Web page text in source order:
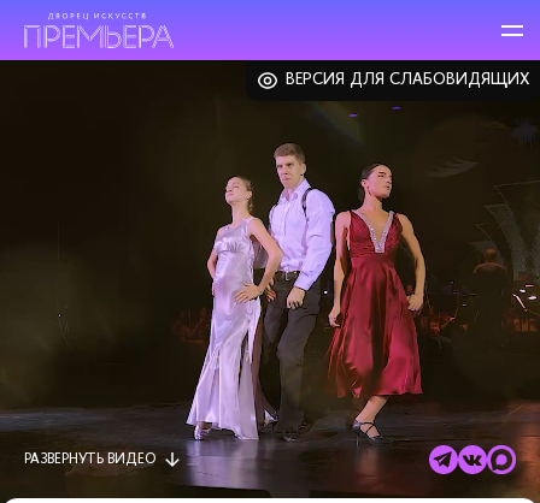
ВЕРСИЯ ДЛЯ СЛАБОВИДЯЩИХ
РАЗВЕРНУТЬ ВИДЕО